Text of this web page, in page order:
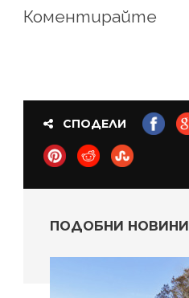
Коментирайте
СПОДЕЛИ
ПОДОБНИ НОВИНИ